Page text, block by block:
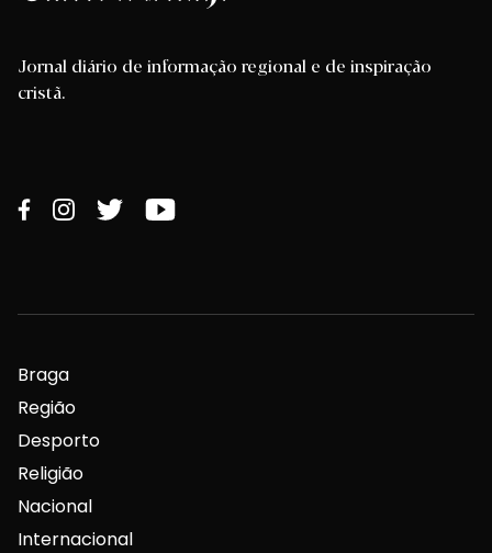
Jornal diário de informação regional e de inspiração
cristã.
Braga
Região
Desporto
Religião
Nacional
Internacional